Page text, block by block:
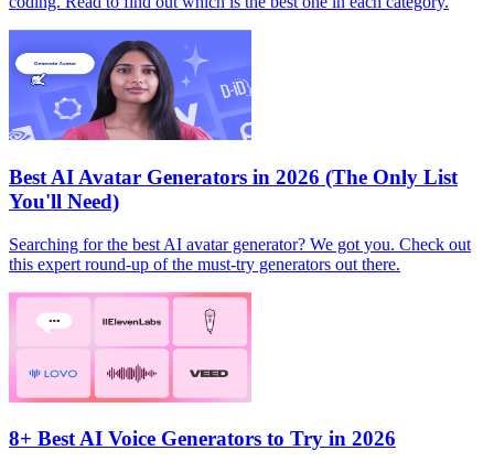
Best AI Avatar Generators in 2026 (The Only List
You'll Need)
Searching for the best AI avatar generator? We got you. Check out
this expert round-up of the must-try generators out there.
8+ Best AI Voice Generators to Try in 2026